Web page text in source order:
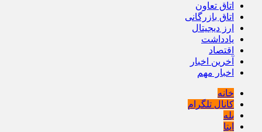
اتاق تعاون
اتاق بازرگانی
ارز دیجیتال
یادداشت
اقتصاد
آخرین اخبار
اخبار مهم
خانه
کانال تلگرام
بله
ایتا